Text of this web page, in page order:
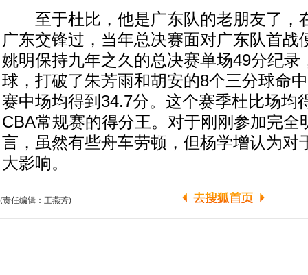
至于杜比，他是广东队的老朋友了，
广东交锋过，当年总决赛面对广东队首战
姚明保持九年之久的总决赛单场49分纪录
球，打破了朱芳雨和胡安的8个三分球命
赛中场均得到34.7分。这个赛季杜比场均
CBA常规赛的得分王。对于刚刚参加完全
言，虽然有些舟车劳顿，但杨学增认为对
大影响。
(责任编辑：王燕芳)